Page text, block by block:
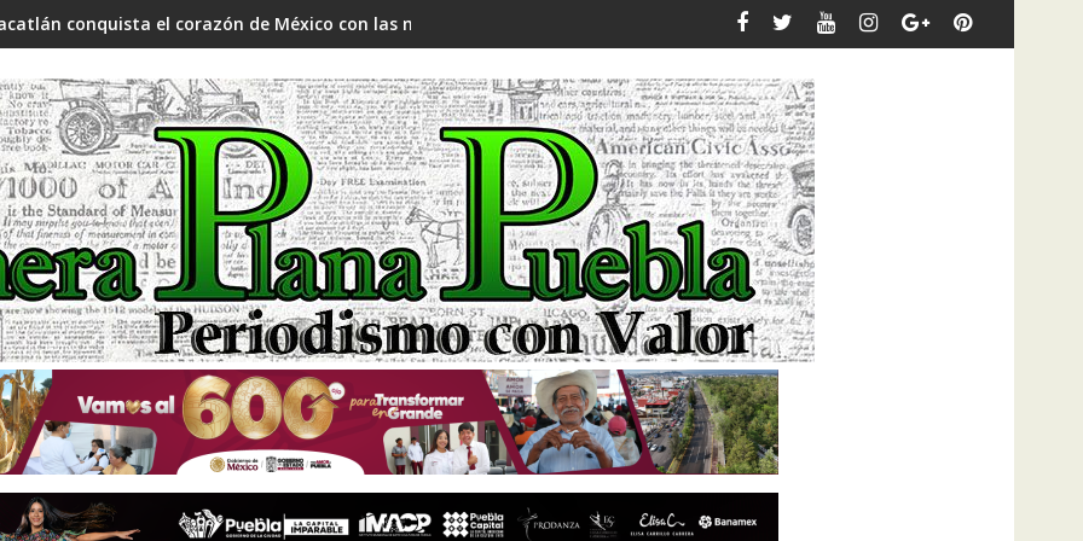
conquista el corazón de México con las manzanas monumentales